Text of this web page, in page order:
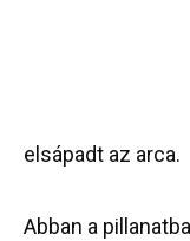
elsápadt az arca.
Abban a